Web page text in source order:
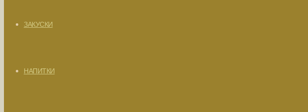
ЗАКУСКИ
НАПИТКИ